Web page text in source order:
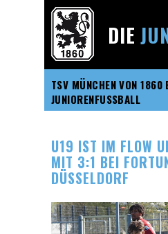
TSV MÜNCHEN VON 1860
JUNIORENFUSSBALL
DIE
U19 IST IM FLOW
MIT 3:1 BEI
DÜSSELDORF